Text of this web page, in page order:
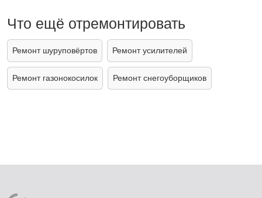
Что ещё отремонтировать
Ремонт шуруповёртов Ремонт усилителей
Ремонт газонокосилок Ремонт снегоуборщиков